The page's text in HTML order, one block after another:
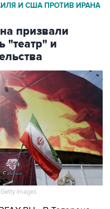
И США ПРОТИВ ИРАНА
призвали
"театр" и
Images